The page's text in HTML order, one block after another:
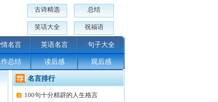
古诗精选 总结
笑话大全 祝福语
名言 英语名言 句子大全
总结 读后感 观后感
名言排行
100句十分精辟的人生格言